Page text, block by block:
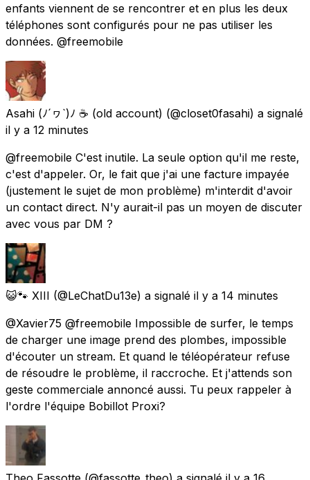
enfants viennent de se rencontrer et en plus les deux
téléphones sont configurés pour ne pas utiliser les
données. @freemobile
Asahi (ﾉ´ヮ`)ﾉ ☕ (old account) (@closet0fasahi) a signalé
il y a 12 minutes
@freemobile C'est inutile. La seule option qu'il me reste,
c'est d'appeler. Or, le fait que j'ai une facture impayée
(justement le sujet de mon problème) m'interdit d'avoir
un contact direct. N'y aurait-il pas un moyen de discuter
avec vous par DM ?
😺🐾 XIII (@LeChatDu13e) a signalé il y a 14 minutes
@Xavier75 @freemobile Impossible de surfer, le temps
de charger une image prend des plombes, impossible
d'écouter un stream. Et quand le téléopérateur refuse
de résoudre le problème, il raccroche. Et j'attends son
geste commerciale annoncé aussi. Tu peux rappeler à
l'ordre l'équipe Bobillot Proxi?